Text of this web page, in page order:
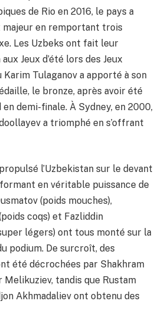
de Rio en 2016, le pays a
en remportant trois
Les Uzbeks ont fait leur
Jeux d’été lors des Jeux
Karim Tulaganov a apporté à son
le bronze, après avoir été
en demi-finale. À Sydney, en 2000,
a triomphé en s’offrant
l’Uzbekistan sur le devant
en véritable puissance de
(poids mouches),
coqs) et Fazliddin
légers) ont tous monté sur la
podium. De surcroît, des
été décrochées par Shakhram
tandis que Rustam
Akhmadaliev ont obtenu des